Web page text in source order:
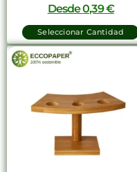
Desde0,39€
Seleccionar Cantidad